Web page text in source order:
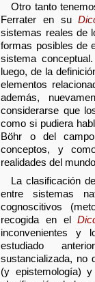
Otro tanto
Ferrater en su
sistemas reales de
formas posibles de
sistema
luego, de la
elementos
además,
considerarse que
como si pudiera
Böhr o del
conceptos, y
realidades del
La clasificación
entre sistemas
cognoscitivos
recogida en el
inconvenientes y
estudiado
sustancializada, no
(y epistemología)